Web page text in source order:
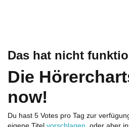
Das hat nicht
Die
now!
Du hast 5 Votes pro Tag zur